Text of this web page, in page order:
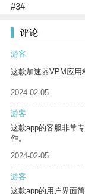
#3#
评论
游客
这款加速器VPM应用
2024-02-05
游客
这款app的客服非常
作。
2024-02-05
游客
这款app的用户界面